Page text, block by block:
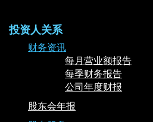
投资人关系
财务资讯
每月营业额报告
每季财务报告
公司年度财报
股东会年报